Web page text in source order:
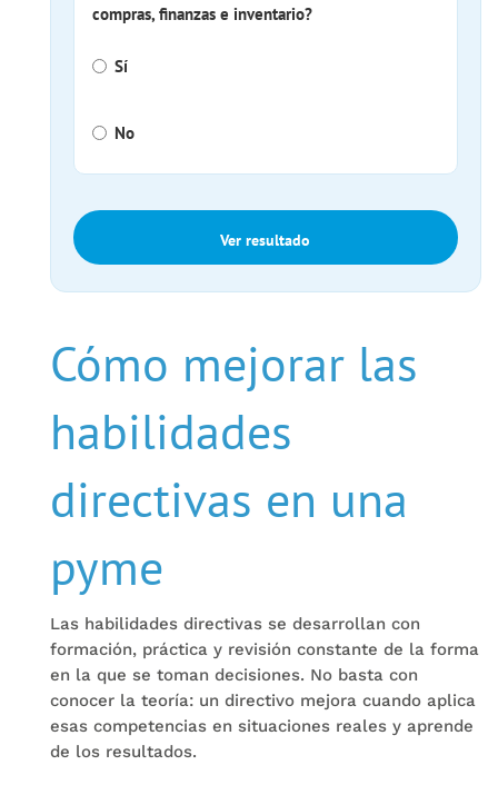
compras, finanzas e inventario?
Sí
No
Ver resultado
Cómo mejorar las
habilidades
directivas en una
pyme
Las habilidades directivas se desarrollan con
formación, práctica y revisión constante de la forma
en la que se toman decisiones. No basta con
conocer la teoría: un directivo mejora cuando aplica
esas competencias en situaciones reales y aprende
de los resultados.